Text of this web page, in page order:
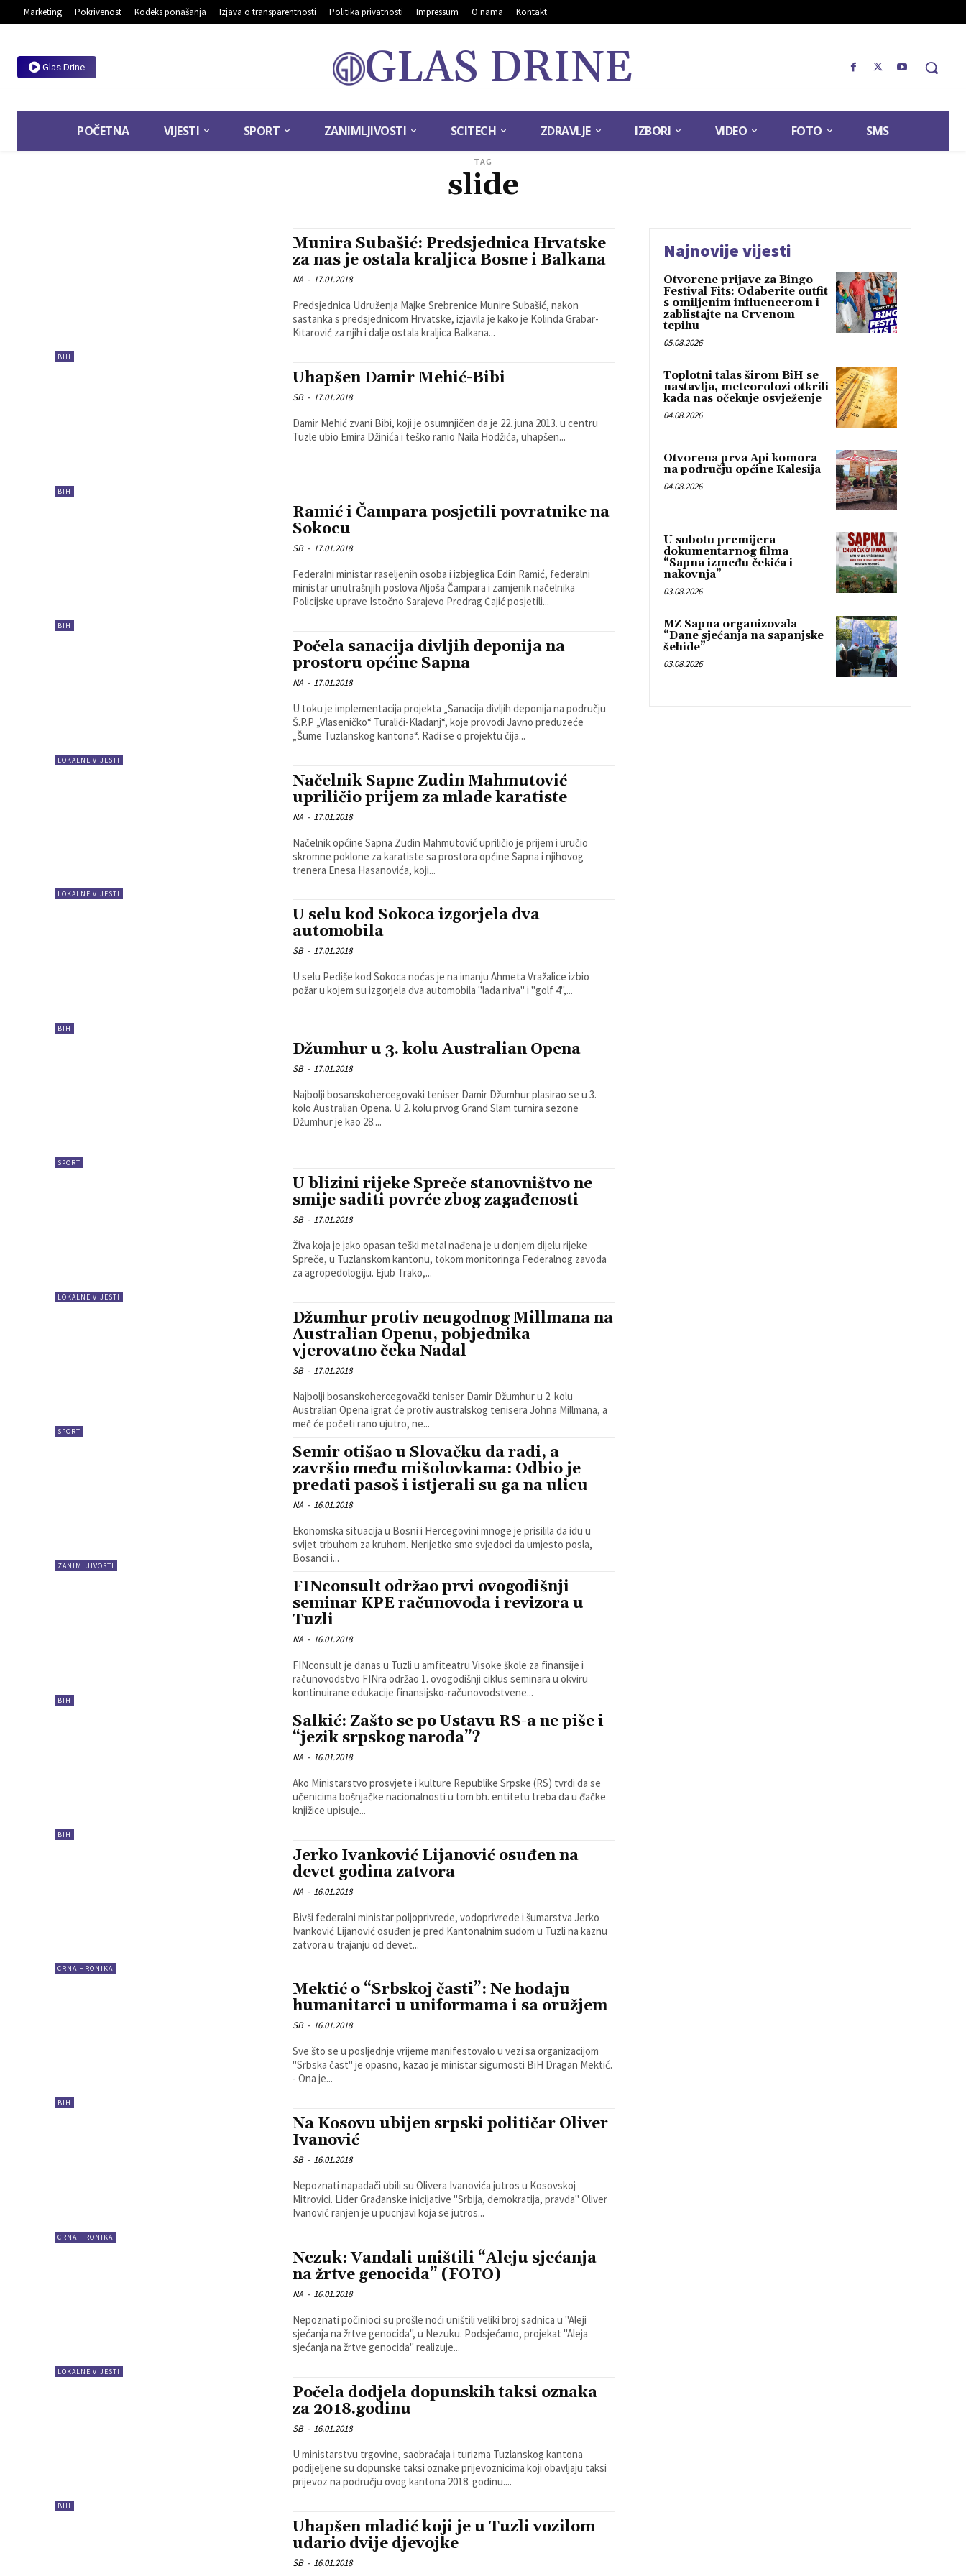
Marketing Pokrivenost Kodeks ponašanja Izjava o transparentnosti Politika privatnosti Impressum O nama Kontakt
Glas Drine GLAS DRINE
POČETNA VIJESTI SPORT ZANIMLJIVOSTI SCITECH ZDRAVLJE IZBORI VIDEO FOTO SMS
TAG
slide
BIH
Munira Subašić: Predsjednica Hrvatske
za nas je ostala kraljica Bosne i Balkana
NA - 17.01.2018
Predsjednica Udruženja Majke Srebrenice Munire Subašić, nakon
sastanka s predsjednicom Hrvatske, izjavila je kako je Kolinda Grabar-
Kitarović za njih i dalje ostala kraljica Balkana...
BIH
Uhapšen Damir Mehić-Bibi
SB - 17.01.2018
Damir Mehić zvani Bibi, koji je osumnjičen da je 22. juna 2013. u centru
Tuzle ubio Emira Džinića i teško ranio Naila Hodžića, uhapšen...
BIH
Ramić i Čampara posjetili povratnike na
Sokocu
SB - 17.01.2018
Federalni ministar raseljenih osoba i izbjeglica Edin Ramić, federalni
ministar unutrašnjih poslova Aljoša Čampara i zamjenik načelnika
Policijske uprave Istočno Sarajevo Predrag Čajić posjetili...
LOKALNE VIJESTI
Počela sanacija divljih deponija na
prostoru općine Sapna
NA - 17.01.2018
U toku je implementacija projekta „Sanacija divljih deponija na području
Š.P.P „Vlaseničko“ Turalići-Kladanj“, koje provodi Javno preduzeće
„Šume Tuzlanskog kantona“. Radi se o projektu čija...
LOKALNE VIJESTI
Načelnik Sapne Zudin Mahmutović
upriličio prijem za mlade karatiste
NA - 17.01.2018
Načelnik općine Sapna Zudin Mahmutović upriličio je prijem i uručio
skromne poklone za karatiste sa prostora općine Sapna i njihovog
trenera Enesa Hasanovića, koji...
BIH
U selu kod Sokoca izgorjela dva
automobila
SB - 17.01.2018
U selu Pediše kod Sokoca noćas je na imanju Ahmeta Vražalice izbio
požar u kojem su izgorjela dva automobila "lada niva" i "golf 4",...
SPORT
Džumhur u 3. kolu Australian Opena
SB - 17.01.2018
Najbolji bosanskohercegovaki teniser Damir Džumhur plasirao se u 3.
kolo Australian Opena. U 2. kolu prvog Grand Slam turnira sezone
Džumhur je kao 28....
LOKALNE VIJESTI
U blizini rijeke Spreče stanovništvo ne
smije saditi povrće zbog zagađenosti
SB - 17.01.2018
Živa koja je jako opasan teški metal nađena je u donjem dijelu rijeke
Spreče, u Tuzlanskom kantonu, tokom monitoringa Federalnog zavoda
za agropedologiju. Ejub Trako,...
SPORT
Džumhur protiv neugodnog Millmana na
Australian Openu, pobjednika
vjerovatno čeka Nadal
SB - 17.01.2018
Najbolji bosanskohercegovački teniser Damir Džumhur u 2. kolu
Australian Opena igrat će protiv australskog tenisera Johna Millmana, a
meč će početi rano ujutro, ne...
ZANIMLJIVOSTI
Semir otišao u Slovačku da radi, a
završio među mišolovkama: Odbio je
predati pasoš i istjerali su ga na ulicu
NA - 16.01.2018
Ekonomska situacija u Bosni i Hercegovini mnoge je prisilila da idu u
svijet trbuhom za kruhom. Nerijetko smo svjedoci da umjesto posla,
Bosanci i...
BIH
FINconsult održao prvi ovogodišnji
seminar KPE računovođa i revizora u
Tuzli
NA - 16.01.2018
FINconsult je danas u Tuzli u amfiteatru Visoke škole za finansije i
računovodstvo FINra održao 1. ovogodišnji ciklus seminara u okviru
kontinuirane edukacije finansijsko-računovodstvene...
BIH
Salkić: Zašto se po Ustavu RS-a ne piše i
“jezik srpskog naroda”?
NA - 16.01.2018
Ako Ministarstvo prosvjete i kulture Republike Srpske (RS) tvrdi da se
učenicima bošnjačke nacionalnosti u tom bh. entitetu treba da u đačke
knjižice upisuje...
CRNA HRONIKA
Jerko Ivanković Lijanović osuđen na
devet godina zatvora
NA - 16.01.2018
Bivši federalni ministar poljoprivrede, vodoprivrede i šumarstva Jerko
Ivanković Lijanović osuđen je pred Kantonalnim sudom u Tuzli na kaznu
zatvora u trajanju od devet...
BIH
Mektić o “Srbskoj časti”: Ne hodaju
humanitarci u uniformama i sa oružjem
SB - 16.01.2018
Sve što se u posljednje vrijeme manifestovalo u vezi sa organizacijom
"Srbska čast" je opasno, kazao je ministar sigurnosti BiH Dragan Mektić.
- Ona je...
CRNA HRONIKA
Na Kosovu ubijen srpski političar Oliver
Ivanović
SB - 16.01.2018
Nepoznati napadači ubili su Olivera Ivanovića jutros u Kosovskoj
Mitrovici. Lider Građanske inicijative "Srbija, demokratija, pravda" Oliver
Ivanović ranjen je u pucnjavi koja se jutros...
LOKALNE VIJESTI
Nezuk: Vandali uništili “Aleju sjećanja
na žrtve genocida” (FOTO)
NA - 16.01.2018
Nepoznati počinioci su prošle noći uništili veliki broj sadnica u "Aleji
sjećanja na žrtve genocida", u Nezuku. Podsjećamo, projekat "Aleja
sjećanja na žrtve genocida" realizuje...
BIH
Počela dodjela dopunskih taksi oznaka
za 2018.godinu
SB - 16.01.2018
U ministarstvu trgovine, saobraćaja i turizma Tuzlanskog kantona
podijeljene su dopunske taksi oznake prijevoznicima koji obavljaju taksi
prijevoz na području ovog kantona 2018. godinu....
Uhapšen mladić koji je u Tuzli vozilom
udario dvije djevojke
SB - 16.01.2018
Najnovije vijesti
Otvorene prijave za Bingo
Festival Fits: Odaberite outfit
s omiljenim influencerom i
zablistajte na Crvenom
tepihu
05.08.2026
Toplotni talas širom BiH se
nastavlja, meteorolozi otkrili
kada nas očekuje osvježenje
04.08.2026
Otvorena prva Api komora
na području općine Kalesija
04.08.2026
U subotu premijera
dokumentarnog filma
“Sapna između čekića i
nakovnja”
03.08.2026
MZ Sapna organizovala
“Dane sjećanja na sapanjske
šehide”
03.08.2026